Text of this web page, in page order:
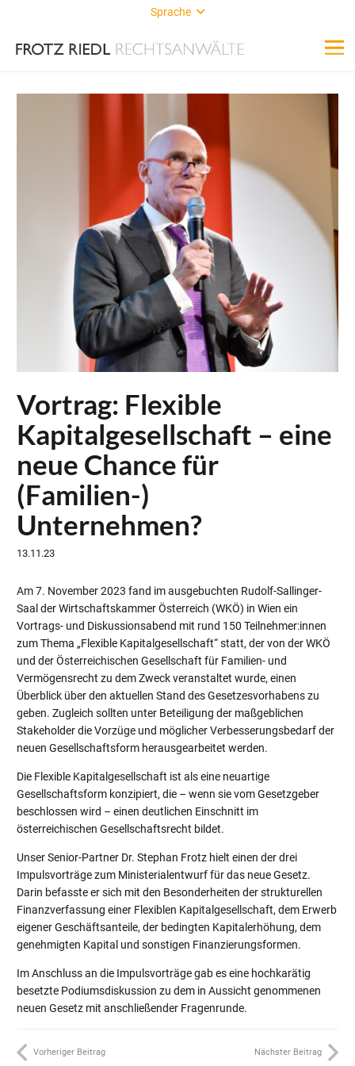
Sprache
Vortrag: Flexible
Kapitalgesellschaft – eine
neue Chance für
(Familien-)
Unternehmen?
13.11.23
Am 7. November 2023 fand im ausgebuchten Rudolf-Sallinger-
Saal der Wirtschaftskammer Österreich (WKÖ) in Wien ein
Vortrags- und Diskussionsabend mit rund 150 Teilnehmer:innen
zum Thema „Flexible Kapitalgesellschaft“ statt, der von der WKÖ
und der Österreichischen Gesellschaft für Familien- und
Vermögensrecht zu dem Zweck veranstaltet wurde, einen
Überblick über den aktuellen Stand des Gesetzesvorhabens zu
geben. Zugleich sollten unter Beteiligung der maßgeblichen
Stakeholder die Vorzüge und möglicher Verbesserungsbedarf der
neuen Gesellschaftsform herausgearbeitet werden.
Die Flexible Kapitalgesellschaft ist als eine neuartige
Gesellschaftsform konzipiert, die – wenn sie vom Gesetzgeber
beschlossen wird – einen deutlichen Einschnitt im
österreichischen Gesellschaftsrecht bildet.
Unser Senior-Partner Dr. Stephan Frotz hielt einen der drei
Impulsvorträge zum Ministerialentwurf für das neue Gesetz.
Darin befasste er sich mit den Besonderheiten der strukturellen
Finanzverfassung einer Flexiblen Kapitalgesellschaft, dem Erwerb
eigener Geschäftsanteile, der bedingten Kapitalerhöhung, dem
genehmigten Kapital und sonstigen Finanzierungsformen.
Im Anschluss an die Impulsvorträge gab es eine hochkarätig
besetzte Podiumsdiskussion zu dem in Aussicht genommenen
neuen Gesetz mit anschließender Fragenrunde.
Vorheriger Beitrag Nächster Beitrag